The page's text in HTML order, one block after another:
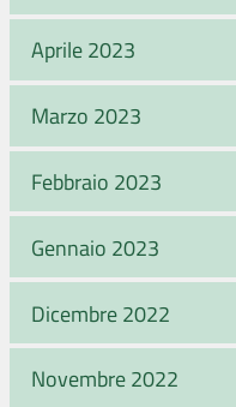
Aprile 2023
Marzo 2023
Febbraio 2023
Gennaio 2023
Dicembre 2022
Novembre 2022